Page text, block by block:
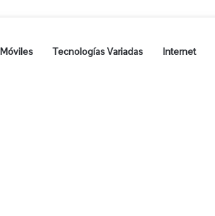
Móviles Tecnologías Variadas Internet